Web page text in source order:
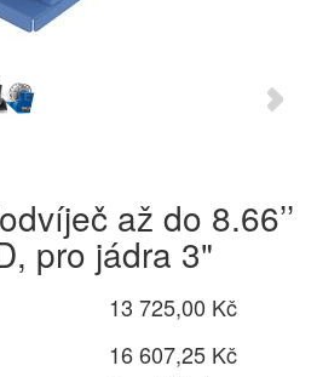
až do 8.66’’
pro jádra 3"
13 725,00 Kč
16 607,25 Kč